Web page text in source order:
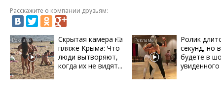
Расскажите о компании друзьям:
i
Скрытая камера на
пляже Крыма: Что
люди вытворяют,
когда их не видят...
Ролик
секунд, но
будете в
увиденного